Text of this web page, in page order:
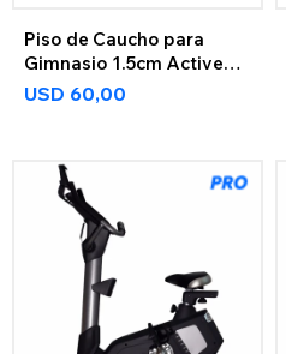
Piso de Caucho para
Gimnasio 1.5cm Active
Max
USD 60,00